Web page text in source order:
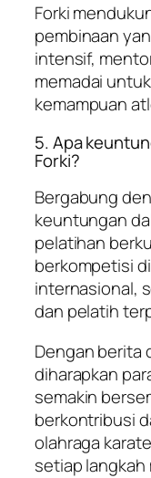
Forki
pembinaan
intensif,
memadai
kemampuan
5. Apa
Forki?
Bergabung
keuntungan
pelatihan
berkompetisi
internasional,
dan pelatih
Dengan berita
diharapkan
semakin
berkontribusi
olahraga
setiap langkah